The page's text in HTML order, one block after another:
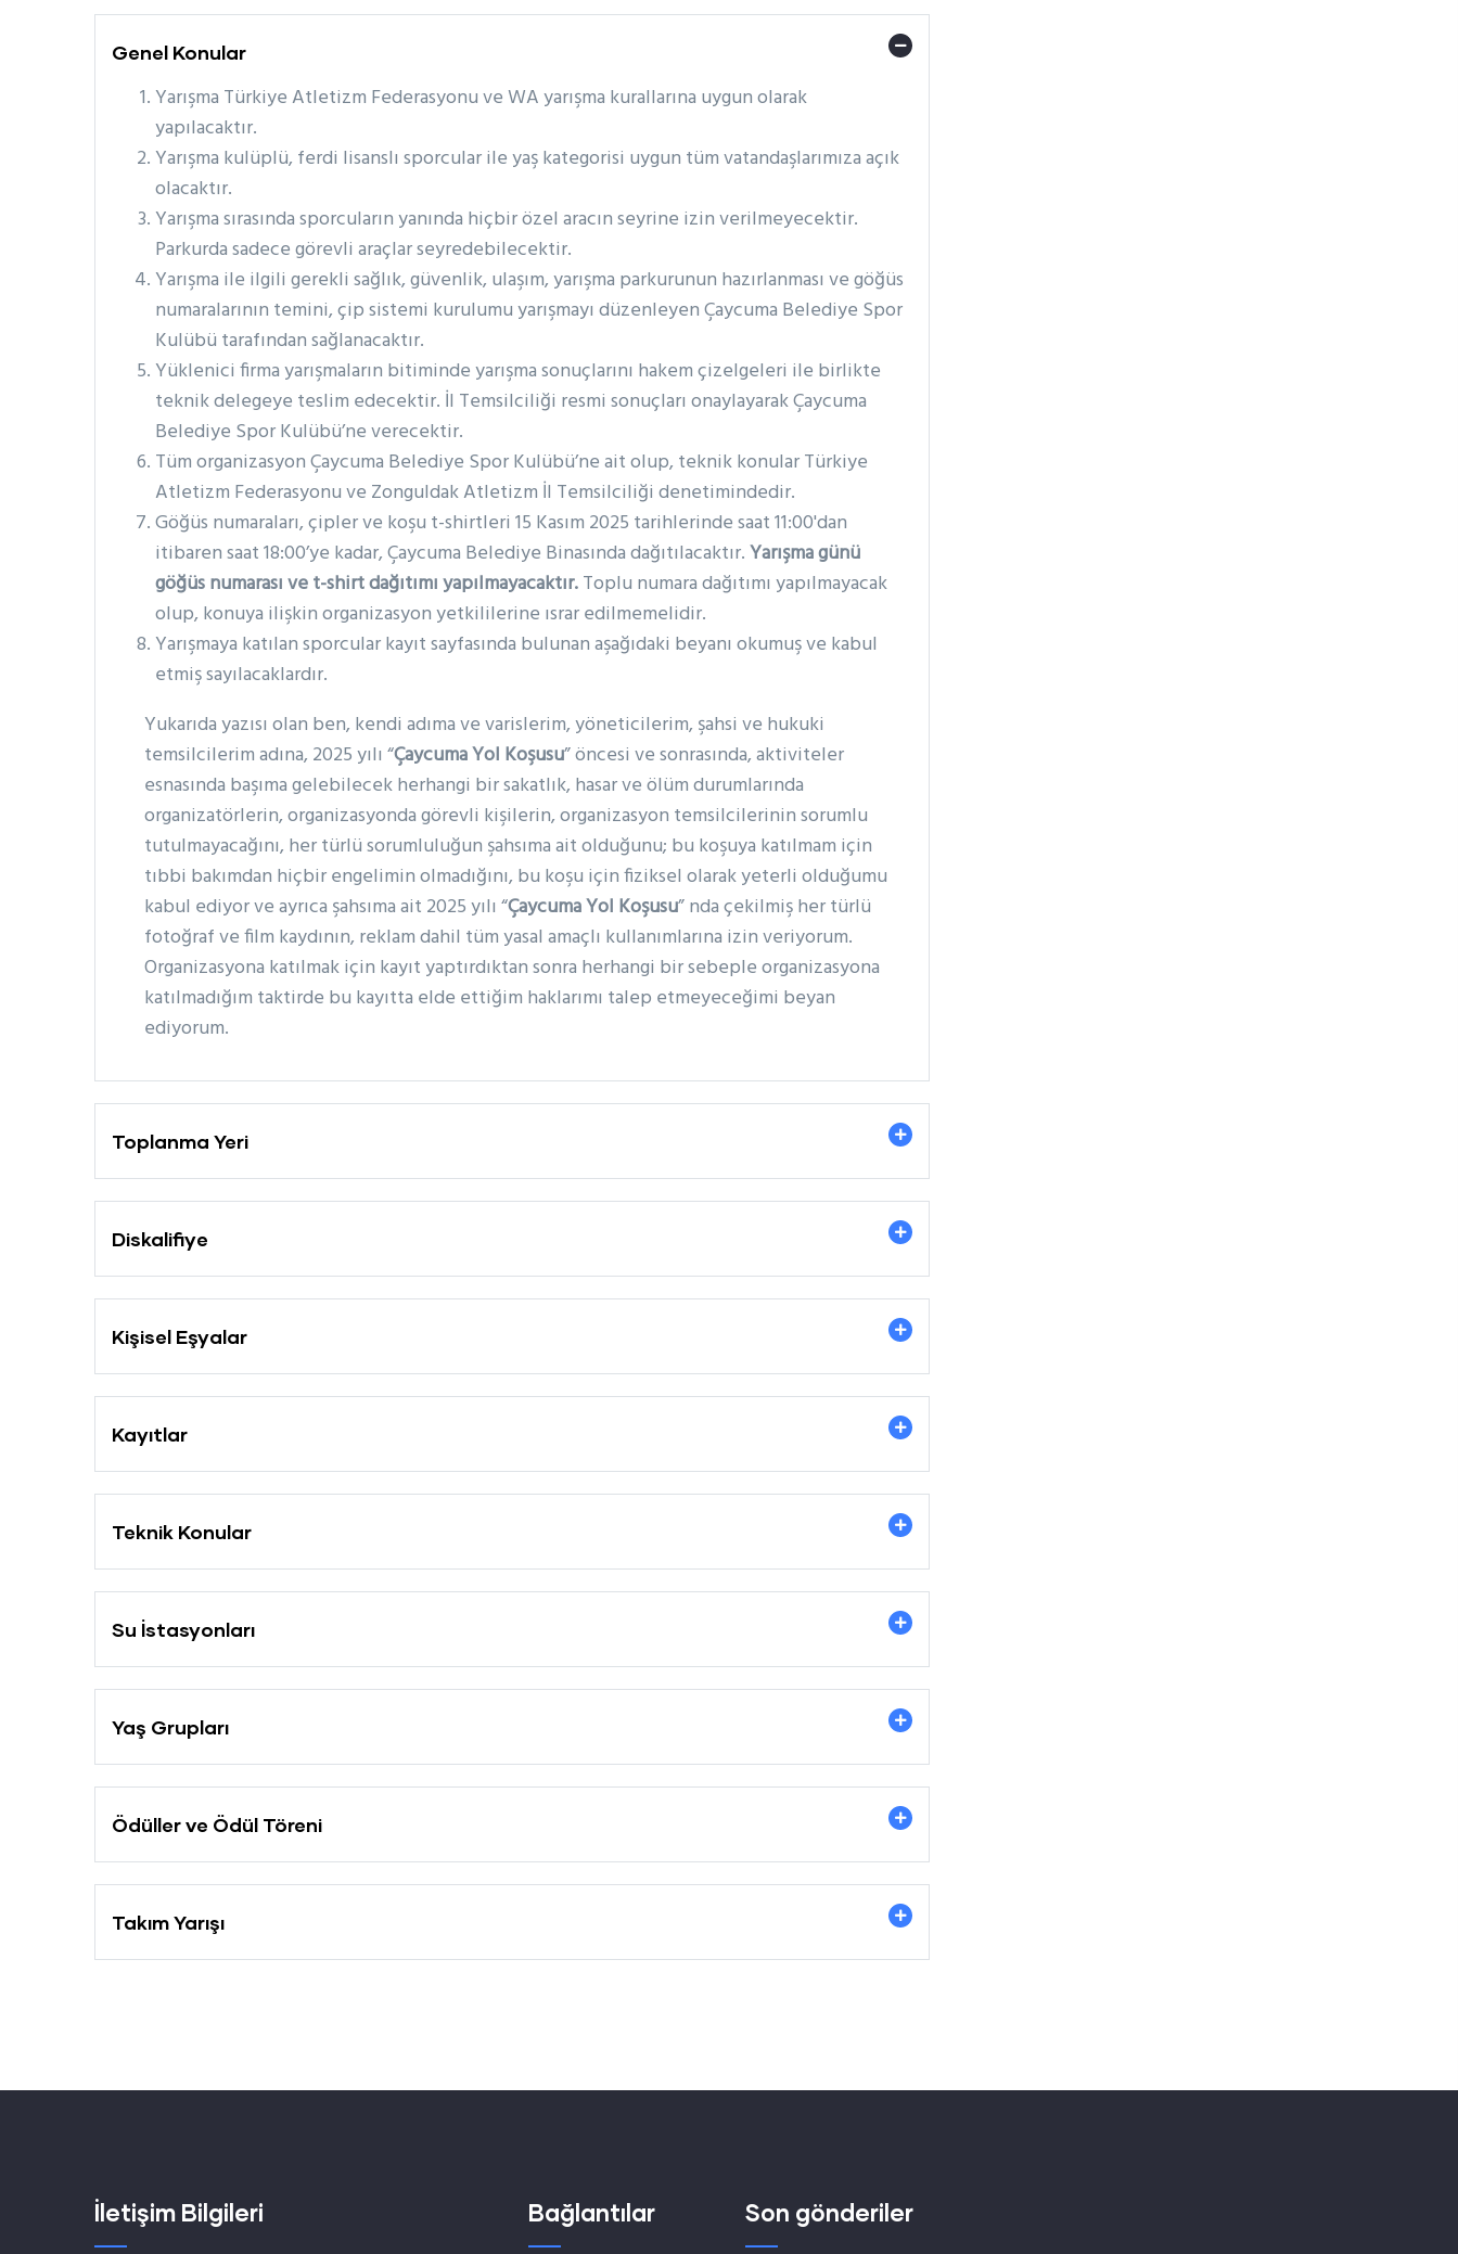
Genel Konular
Yarışma Türkiye Atletizm Federasyonu ve WA yarışma kurallarına uygun olarak
yapılacaktır.
Yarışma kulüplü, ferdi lisanslı sporcular ile yaş kategorisi uygun tüm vatandaşlarımıza açık
olacaktır.
Yarışma sırasında sporcuların yanında hiçbir özel aracın seyrine izin verilmeyecektir.
Parkurda sadece görevli araçlar seyredebilecektir.
Yarışma ile ilgili gerekli sağlık, güvenlik, ulaşım, yarışma parkurunun hazırlanması ve göğüs
numaralarının temini, çip sistemi kurulumu yarışmayı düzenleyen Çaycuma Belediye Spor
Kulübü tarafından sağlanacaktır.
Yüklenici firma yarışmaların bitiminde yarışma sonuçlarını hakem çizelgeleri ile birlikte
teknik delegeye teslim edecektir. İl Temsilciliği resmi sonuçları onaylayarak Çaycuma
Belediye Spor Kulübü’ne verecektir.
Tüm organizasyon Çaycuma Belediye Spor Kulübü’ne ait olup, teknik konular Türkiye
Atletizm Federasyonu ve Zonguldak Atletizm İl Temsilciliği denetimindedir.
Göğüs numaraları, çipler ve koşu t-shirtleri 15 Kasım 2025 tarihlerinde saat 11:00'dan
itibaren saat 18:00’ye kadar, Çaycuma Belediye Binasında dağıtılacaktır.Yarışma günü
göğüs numarası ve t-shirt dağıtımı yapılmayacaktır.Toplu numara dağıtımı yapılmayacak
olup, konuya ilişkin organizasyon yetkililerine ısrar edilmemelidir.
Yarışmaya katılan sporcular kayıt sayfasında bulunan aşağıdaki beyanı okumuş ve kabul
etmiş sayılacaklardır.
Yukarıda yazısı olan ben, kendi adıma ve varislerim, yöneticilerim, şahsi ve hukuki
temsilcilerim adına, 2025 yılı “Çaycuma Yol Koşusu” öncesi ve sonrasında, aktiviteler
esnasında başıma gelebilecek herhangi bir sakatlık, hasar ve ölüm durumlarında
organizatörlerin, organizasyonda görevli kişilerin, organizasyon temsilcilerinin sorumlu
tutulmayacağını, her türlü sorumluluğun şahsıma ait olduğunu; bu koşuya katılmam için
tıbbi bakımdan hiçbir engelimin olmadığını, bu koşu için fiziksel olarak yeterli olduğumu
kabul ediyor ve ayrıca şahsıma ait 2025 yılı “Çaycuma Yol Koşusu” nda çekilmiş her türlü
fotoğraf ve film kaydının, reklam dahil tüm yasal amaçlı kullanımlarına izin veriyorum.
Organizasyona katılmak için kayıt yaptırdıktan sonra herhangi bir sebeple organizasyona
katılmadığım taktirde bu kayıtta elde ettiğim haklarımı talep etmeyeceğimi beyan
ediyorum.
Toplanma Yeri
Diskalifiye
Kişisel Eşyalar
Kayıtlar
Teknik Konular
Su İstasyonları
Yaş Grupları
Ödüller ve Ödül Töreni
Takım Yarışı
İletişim Bilgileri Bağlantılar Son gönderiler